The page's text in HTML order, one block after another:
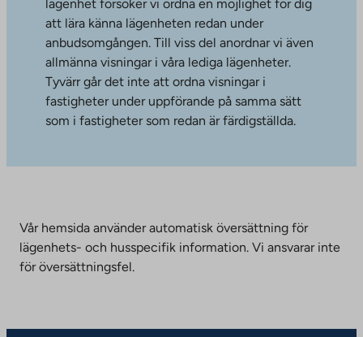
lägenhet försöker vi ordna en möjlighet för dig
att lära känna lägenheten redan under
anbudsomgången. Till viss del anordnar vi även
allmänna visningar i våra lediga lägenheter.
Tyvärr går det inte att ordna visningar i
fastigheter under uppförande på samma sätt
som i fastigheter som redan är färdigställda.
Vår hemsida använder automatisk översättning för
lägenhets- och husspecifik information. Vi ansvarar inte
för översättningsfel.